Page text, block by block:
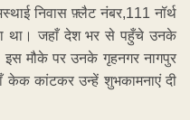
निवास फ़्लैट नंबर,111 नॉर्थ
था। जहाँ देश भर से पहुँचे उनके
इस मौके पर उनके गृहनगर नागपुर
केक कांटकर उन्हें शुभकामनाएं दी